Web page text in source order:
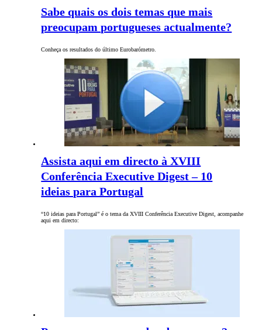
Sabe quais os dois temas que mais
preocupam portugueses actualmente?
Conheça os resultados do último Eurobarómetro.
Assista aqui em directo à XVIII
Conferência Executive Digest – 10
ideias para Portugal
“10 ideias para Portugal” é o tema da XVIII Conferência Executive Digest, acompanhe
aqui em directo: